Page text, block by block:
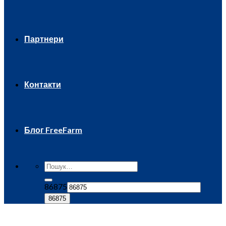
Партнери
Контакти
Блог FreeFarm
86875